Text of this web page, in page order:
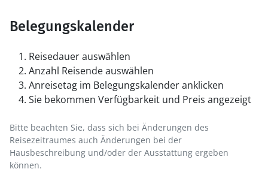
Belegungskalender
Reisedauer auswählen
Anzahl Reisende auswählen
Anreisetag im Belegungskalender anklicken
Sie bekommen Verfügbarkeit und Preis angezeigt
Bitte beachten Sie, dass sich bei Änderungen des
Reisezeitraumes auch Änderungen bei der
Hausbeschreibung und/oder der Ausstattung ergeben
können.